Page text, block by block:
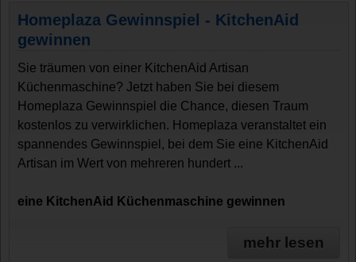
Homeplaza Gewinnspiel - KitchenAid
gewinnen
Sie träumen von einer KitchenAid Artisan
Küchenmaschine? Jetzt haben Sie bei diesem
Homeplaza Gewinnspiel die Chance, diesen Traum
kostenlos zu verwirklichen. Homeplaza veranstaltet ein
spannendes Gewinnspiel, bei dem Sie eine KitchenAid
Artisan im Wert von mehreren hundert ...
eine KitchenAid Küchenmaschine gewinnen
mehr lesen